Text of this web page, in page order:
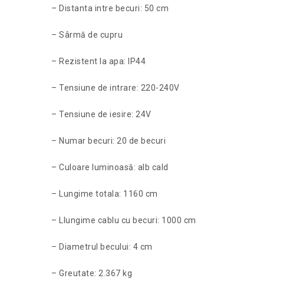
– Distanta intre becuri: 50 cm
– Sârmă de cupru
– Rezistent la apa: IP44
– Tensiune de intrare: 220-240V
– Tensiune de iesire: 24V
– Numar becuri: 20 de becuri
– Culoare luminoasă: alb cald
– Lungime totala: 1160 cm
– Llungime cablu cu becuri: 1000 cm
– Diametrul becului: 4 cm
– Greutate: 2.367 kg